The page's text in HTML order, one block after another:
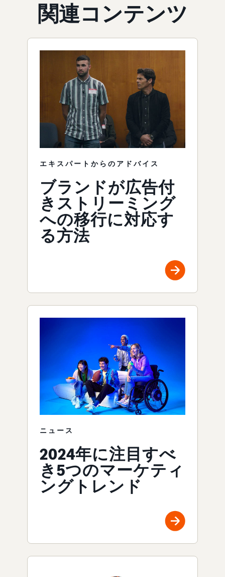
関連コンテンツ
エキスパートからのアドバイス
ブランドが広告付
きストリーミング
への移行に対応す
る方法
ニュース
2024年に注目すべ
き5つのマーケティ
ングトレンド